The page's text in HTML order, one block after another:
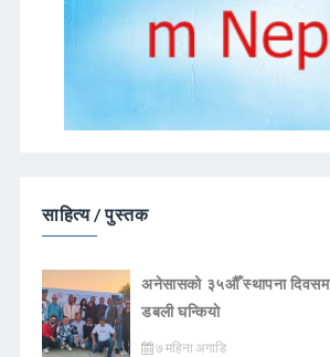
साहित्य / पुस्तक
अनेसासको ३५औँ स्थापना
डबली घन्कियाे
७ महिना अगाडि